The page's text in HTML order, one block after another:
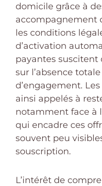
domicile grâce à
accompagnement
les conditions
d’activation
payantes
sur l’absence
d’engagement.
ainsi appelés à
notamment face à
qui encadre ces
souvent peu
souscription.
L’intérêt de